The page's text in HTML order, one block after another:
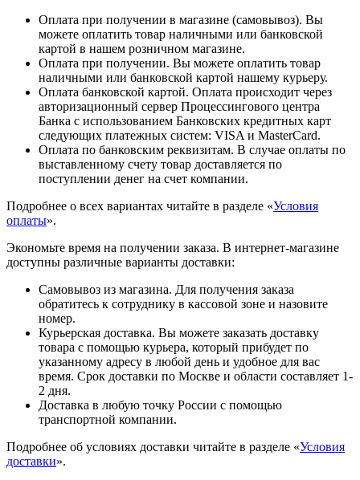
Оплата при получении в магазине (самовывоз). Вы
можете оплатить товар наличными или банковской
картой в нашем розничном магазине.
Оплата при получении. Вы можете оплатить товар
наличными или банковской картой нашему курьеру.
Оплата банковской картой. Оплата происходит через
авторизационный сервер Процессингового центра
Банка с использованием Банковских кредитных карт
следующих платежных систем: VISA и MasterCard.
Оплата по банковским реквизитам. В случае оплаты по
выставленному счету товар доставляется по
поступлении денег на счет компании.
Подробнее о всех вариантах читайте в разделе «Условия
оплаты».
Экономьте время на получении заказа. В интернет-магазине
доступны различные варианты доставки:
Самовывоз из магазина. Для получения заказа
обратитесь к сотруднику в кассовой зоне и назовите
номер.
Курьерская доставка. Вы можете заказать доставку
товара с помощью курьера, который прибудет по
указанному адресу в любой день и удобное для вас
время. Срок доставки по Москве и области составляет 1-
2 дня.
Доставка в любую точку России с помощью
транспортной компании.
Подробнее об условиях доставки читайте в разделе «Условия
доставки».